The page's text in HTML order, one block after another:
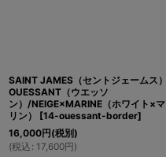
SAINT JAMES（セントジェームス）
OUESSANT（ウエッソ
ン）/NEIGE×MARINE（ホワイト×マ
リン）
[14-ouessant-border]
16,000円(税別)
(税込 : 17,600円)